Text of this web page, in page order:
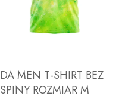
DO KOSZYKA
DA MEN T-SHIRT BEZ
SPINY ROZMIAR M